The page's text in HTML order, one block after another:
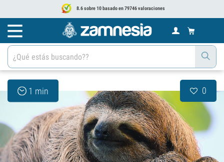
8.6 sobre 10 basado en 79746 valoraciones
1 min 0